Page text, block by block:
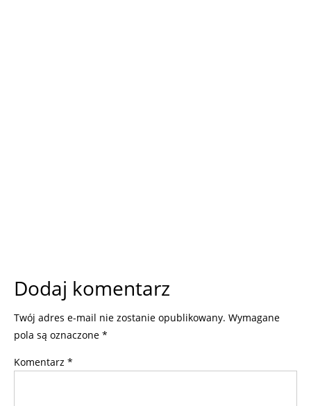
Dodaj komentarz
Twój adres e-mail nie zostanie opublikowany. Wymagane
pola są oznaczone *
Komentarz *